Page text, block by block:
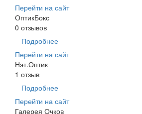
Перейти на сайт
ОптикБокс
0 отзывов
Подробнее
Перейти на сайт
Нэт.Оптик
1 отзыв
Подробнее
Перейти на сайт
Галерея Очков